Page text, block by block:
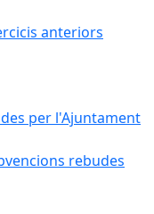
anteriors
per l'Ajuntament
rebudes